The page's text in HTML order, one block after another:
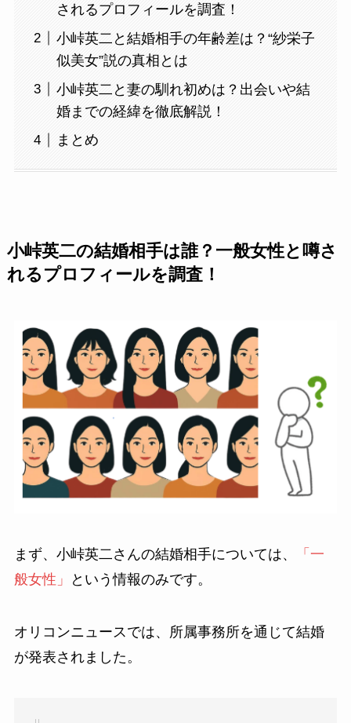
されるプロフィールを調査！
小峠英二と結婚相手の年齢差は？“紗栄子
似美女”説の真相とは
小峠英二と妻の馴れ初めは？出会いや結
婚までの経緯を徹底解説！
まとめ
小峠英二の結婚相手は誰？一般女性と噂さ
れるプロフィールを調査！
まず、小峠英二さんの結婚相手については、
「一
般女性」
という情報のみです。
オリコンニュースでは、所属事務所を通じて結婚
が発表されました。